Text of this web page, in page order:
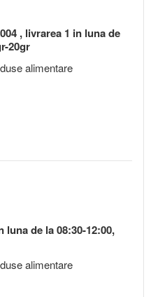
, livrarea 1 in luna de
20gr
alimentare
de la 08:30-12:00,
alimentare